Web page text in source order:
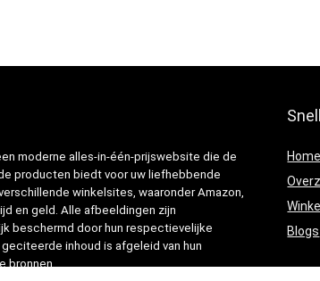
moderne alles-in-één-prijswebsite die de
producten biedt voor uw liefhebbende
winkelsites, waaronder Amazon,
en geld. Alle afbeeldingen zijn
beschermd door hun respectievelijke
inhoud is afgeleid van hun
bronnen.
Home
Blogs